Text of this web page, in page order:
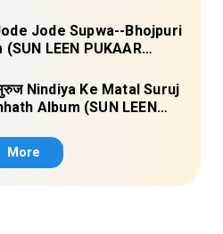
Jode Supwa--Bhojpuri
LEEN PUKAAR
सुरुज Nindiya Ke Matal Suruj
Album (SUN LEEN
More